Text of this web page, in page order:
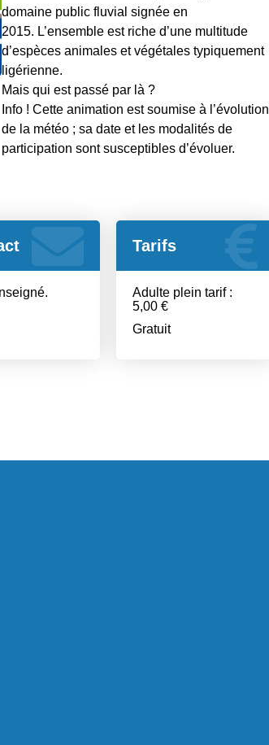
domaine public fluvial signée en
2015. L’ensemble est riche d’une multitude
d’espèces animales et végétales typiquement
ligérienne.
Mais qui est passé par là ?
Info ! Cette animation est soumise à l’évolution
de la météo ; sa date et les modalités de
participation sont susceptibles d’évoluer.
Tarifs
Adulte plein tarif :
5,00 €
Gratuit